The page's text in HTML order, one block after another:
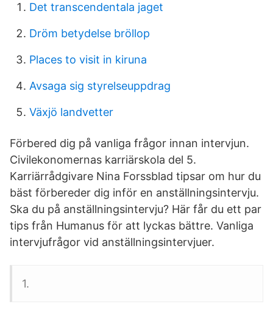
Det transcendentala jaget
Dröm betydelse bröllop
Places to visit in kiruna
Avsaga sig styrelseuppdrag
Växjö landvetter
Förbered dig på vanliga frågor innan intervjun.
Civilekonomernas karriärskola del 5.
Karriärrådgivare Nina Forssblad tipsar om hur du
bäst förbereder dig inför en anställningsintervju.
Ska du på anställningsintervju? Här får du ett par
tips från Humanus för att lyckas bättre. Vanliga
intervjufrågor vid anställningsintervjuer.
1.